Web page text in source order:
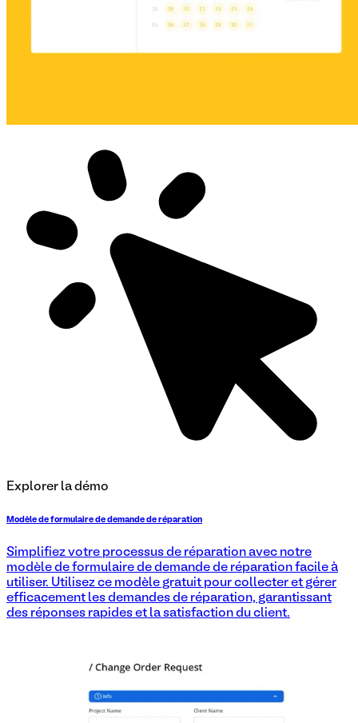
Explorer la démo
Modèle de formulaire de demande de réparation
Simplifiez votre processus de réparation avec notre
modèle de formulaire de demande de réparation facile à
utiliser. Utilisez ce modèle gratuit pour collecter et gérer
efficacement les demandes de réparation, garantissant
des réponses rapides et la satisfaction du client.